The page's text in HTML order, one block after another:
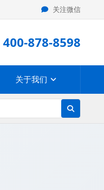
关注微信
400-878-8598
关于我们